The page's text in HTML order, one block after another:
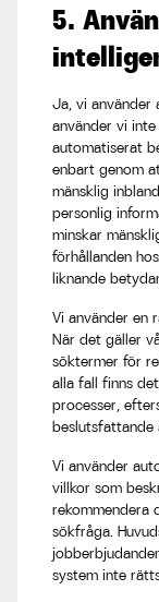
5.
Ja, vi använder
använder vi
automatiserat
enbart genom
mänsklig
personlig
minskar
förhållanden
liknande
Vi använder en
När det gäller
söktermer för
alla fall finns
processer,
beslutsfattande
Vi använder
villkor som
rekommendera
sökfråga.
system inte